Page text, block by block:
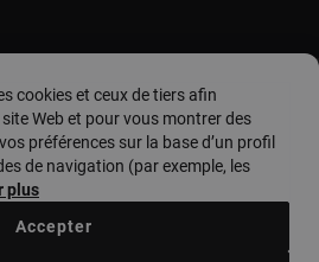
devise :country. / Euro
d'utilisation
cookies et ceux de tiers afin
Web et pour vous montrer des
préférences sur la base d’un profil
de navigation (par exemple, les
plus
Accepter